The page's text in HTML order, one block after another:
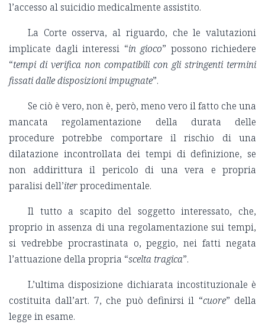
l’accesso al suicidio medicalmente assistito.
La Corte osserva, al riguardo, che le valutazioni
implicate dagli interessi “in gioco” possono richiedere
“tempi di verifica non compatibili con gli stringenti termini
fissati dalle disposizioni impugnate”.
Se ciò è vero, non è, però, meno vero il fatto che una
mancata regolamentazione della durata delle
procedure potrebbe comportare il rischio di una
dilatazione incontrollata dei tempi di definizione, se
non addirittura il pericolo di una vera e propria
paralisi dell’iterprocedimentale.
Il tutto a scapito del soggetto interessato, che,
proprio in assenza di una regolamentazione sui tempi,
si vedrebbe procrastinata o, peggio, nei fatti negata
l’attuazione della propria “scelta tragica”.
L’ultima disposizione dichiarata incostituzionale è
costituita dall’art. 7, che può definirsi il “cuore” della
legge in esame.